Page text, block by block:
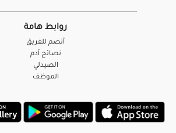
روابط هامة
أنضم للفريق
نصائح آدم
الصيدلي
الموظف